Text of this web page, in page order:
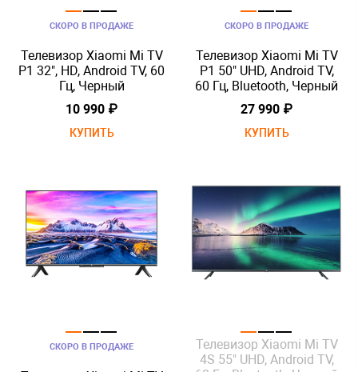
СКОРО В ПРОДАЖЕ
Телевизор Xiaomi Mi TV
P1 32", HD, Android TV, 60
Гц, Черный
10 990 ₽
КУПИТЬ
СКОРО В ПРОДАЖЕ
Телевизор Xiaomi Mi TV
P1 50" UHD, Android TV,
60 Гц, Bluetooth, Черный
27 990 ₽
КУПИТЬ
СКОРО В ПРОДАЖЕ
Телевизор Xiaomi Mi TV
4S 55" UHD, Android TV,